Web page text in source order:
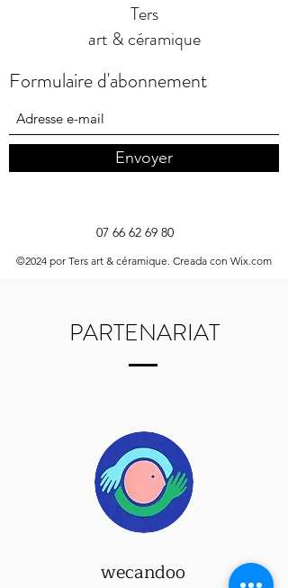
Ters
art & céramique
Formulaire d'abonnement
Envoyer
07 66 62 69 80
©2024 por Ters art & céramique. Creada con Wix.com
PARTENARIAT
wecandoo